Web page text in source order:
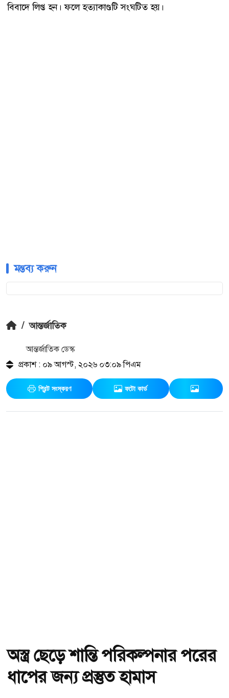
বিবাদে লিপ্ত হন। ফলে হত্যাকাণ্ডটি সংঘটিত হয়।
মন্তব্য করুন
/ আন্তর্জাতিক
আন্তর্জাতিক ডেস্ক
প্রকাশ : ০৯ আগস্ট, ২০২৬ ০৩:০৯ পিএম
প্রিন্ট সংস্করণ ফটো কার্ড
অস্ত্র ছেড়ে শান্তি পরিকল্পনার পরের
ধাপের জন্য প্রস্তুত হামাস